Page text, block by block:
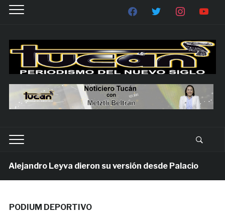
Leyva dieron su versión desde Palacio
PODIUM DEPORTIVO